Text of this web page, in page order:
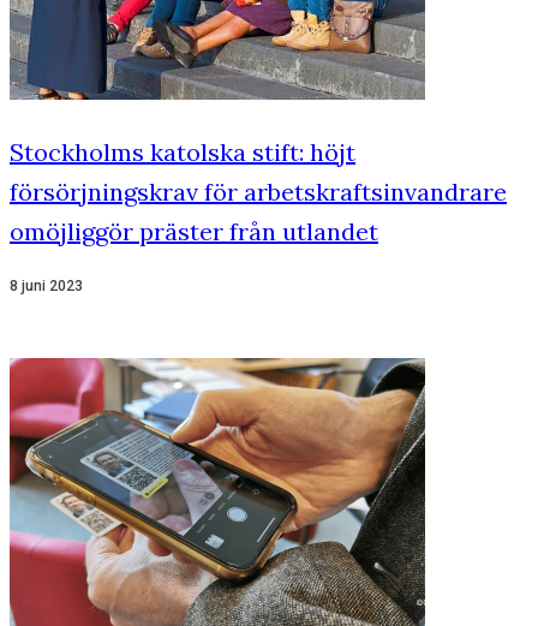
Stockholms katolska stift: höjt
försörjningskrav för arbetskraftsinvandrare
omöjliggör präster från utlandet
8 juni 2023